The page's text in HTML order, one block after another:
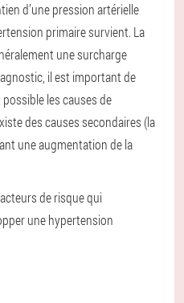
d’une pression artérielle
primaire survient. La
une surcharge
il est important de
les causes de
des causes secondaires (la
une augmentation de la
de risque qui
une hypertension